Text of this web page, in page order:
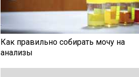
Как правильно собирать мочу на
анализы